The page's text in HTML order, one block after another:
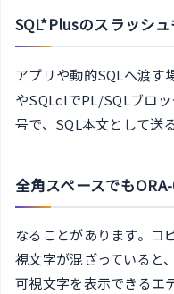
SQL*Plusのスラッシ
アプリや動的SQLへ渡す
やSQLclでPL/SQLブロ
号で、SQL本文として送
全角スペースでも
なることがあります。コ
視文字が混ざっていると
可視文字を表示できるエ